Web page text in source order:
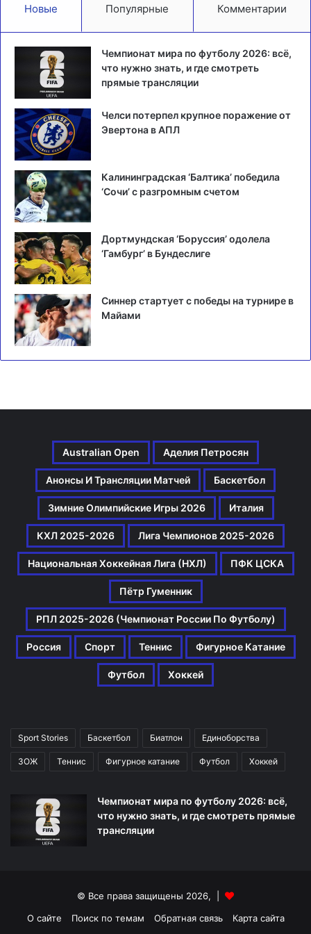
Новые Популярные Комментарии
Чемпионат мира по футболу 2026: всё,
что нужно знать, и где смотреть
прямые трансляции
Челси потерпел крупное поражение от
Эвертона в АПЛ
Калининградская ‘Балтика’ победила
‘Сочи’ с разгромным счетом
Дортмундская ‘Боруссия’ одолела
‘Гамбург’ в Бундеслиге
Синнер стартует с победы на турнире в
Майами
Australian Open Аделия Петросян
Анонсы И Трансляции Матчей Баскетбол
Зимние Олимпийские Игры 2026 Италия
КХЛ 2025-2026 Лига Чемпионов 2025-2026
Национальная Хоккейная Лига (НХЛ) ПФК ЦСКА
Пётр Гуменник
РПЛ 2025-2026 (Чемпионат России По Футболу)
Россия Спорт Теннис Фигурное Катание
Футбол Хоккей
Sport Stories Баскетбол Биатлон Единоборства
ЗОЖ Теннис Фигурное катание Футбол Хоккей
Чемпионат мира по футболу 2026: всё,
что нужно знать, и где смотреть прямые
трансляции
© Все права защищены 2026, |
О сайте
Поиск по темам Обратная связь Карта сайта